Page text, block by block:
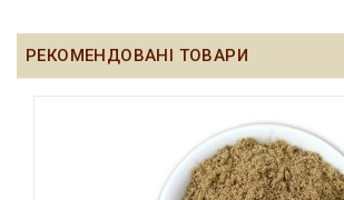
РЕКОМЕНДОВАНІ ТОВАРИ